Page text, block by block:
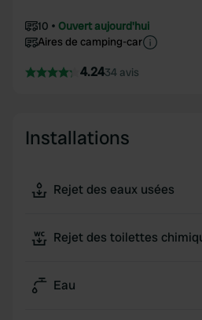
10
Ouvert aujourd'hui
Aires de camping-car
4.2434 avis
Installations
Rejet des eaux usées
Rejet des toilettes
Eau